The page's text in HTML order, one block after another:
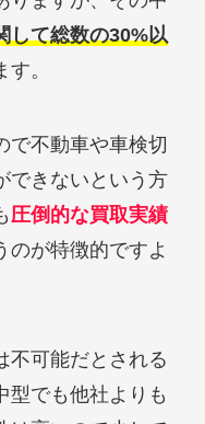
して総数の30%以
。
で不動車や車検切
できないという方
圧倒的な買取実績
のが特徴的ですよ
不可能だとされる
型でも他社よりも